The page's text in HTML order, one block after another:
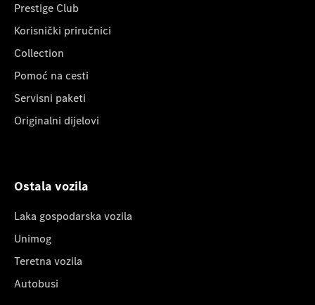
Prestige Club
Korisnički priručnici
Collection
Pomoć na cesti
Servisni paketi
Originalni dijelovi
Ostala vozila
Laka gospodarska vozila
Unimog
Teretna vozila
Autobusi